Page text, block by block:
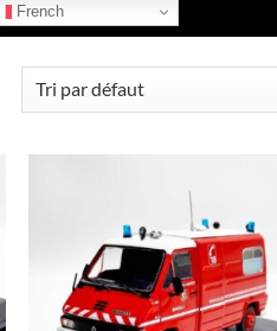
French